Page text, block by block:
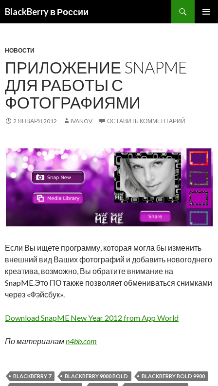
BlackBerry в России
НОВОСТИ
ПРИЛОЖЕНИЕ SNAPME
ДЛЯ РАБОТЫ С
ФОТОГРАФИЯМИ
2 ЯНВАРЯ 2012 IVANOV ОСТАВИТЬ КОММЕНТАРИЙ
Если Вы ищете программу, которая могла бы изменить
внешний вид Ваших фотографий и добавить новогоднего
креатива, возможно, Вы обратите внимание на
SnapME.Это ПО также позволяет обмениваться снимками
через «Фэйсбук».
Download SnapME New Year 2012 from App World
По материаламn4bb.com
BLACKBERRY 7 BLACKBERRY 9000 BOLD
BLACKBERRY BOLD 9900